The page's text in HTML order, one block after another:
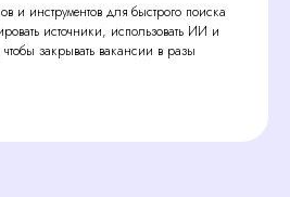
и инструментов для быстрого поиска
источники, использовать ИИ и
закрывать вакансии в разы